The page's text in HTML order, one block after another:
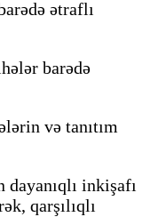
ətraflı
barədə
və tanıtım
inkişafı
qarşılıqlı